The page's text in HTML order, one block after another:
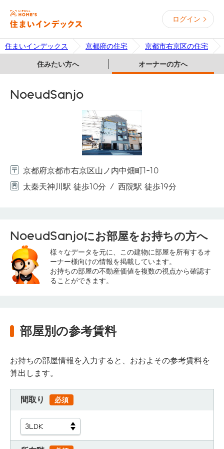
ログイン
住まいインデックス 京都府の住宅 京都市右京区の住宅
住みたい方へ オーナーの方へ
NoeudSanjo
京都府京都市右京区山ノ内中畑町1-10
太秦天神川駅 徒歩10分
西院駅 徒歩19分
NoeudSanjoにお部屋をお持ちの方へ
様々なデータを元に、この建物に部屋を所有するオ
ーナー様向けの情報を掲載しています。
お持ちの部屋の不動産価値を複数の視点から確認す
ることができます。
部屋別の参考賃料
お持ちの部屋情報を入力すると、おおよその参考賃料を
算出します。
間取り 必須